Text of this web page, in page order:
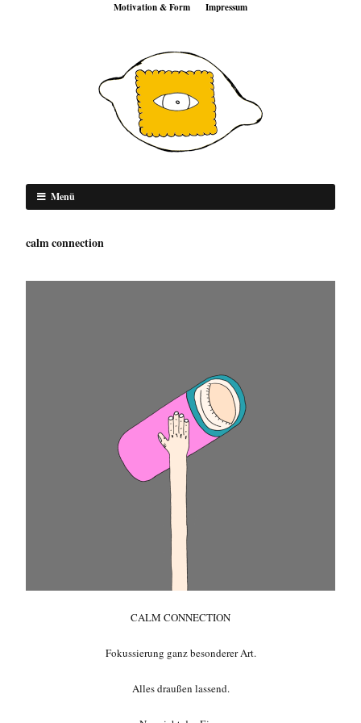
Motivation & Form Impressum
Menü
calm connection
CALM CONNECTION
Fokussierung ganz besonderer Art.
Alles draußen lassend.